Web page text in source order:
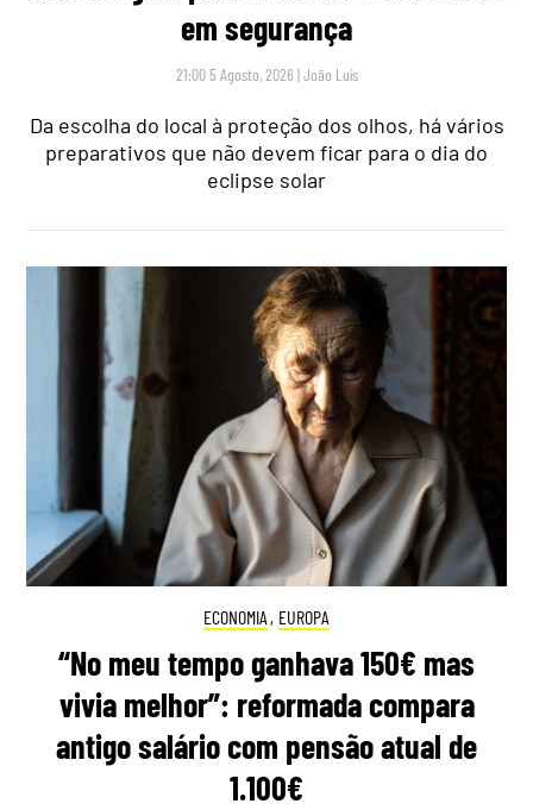
em segurança
21:00 5 Agosto, 2026 |João Luís
Da escolha do local à proteção dos olhos, há vários
preparativos que não devem ficar para o dia do
eclipse solar
ECONOMIA , EUROPA
“No meu tempo ganhava 150€ mas
vivia melhor”: reformada compara
antigo salário com pensão atual de
1.100€